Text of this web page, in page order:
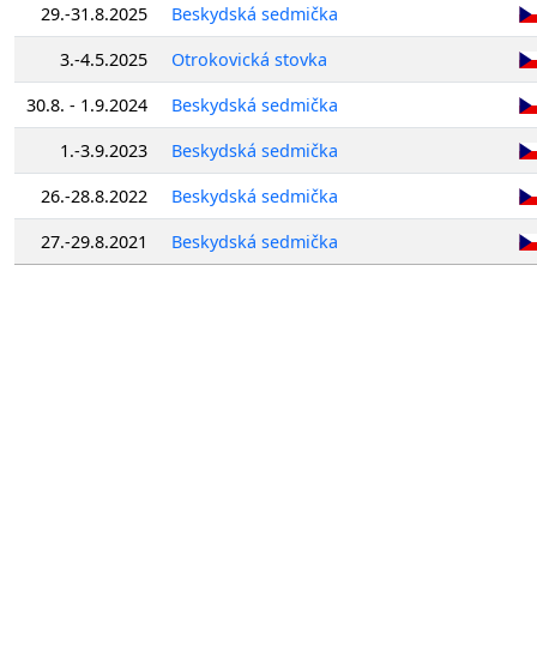
29.-31.8.2025
Beskydská sedmička
3.-4.5.2025
Otrokovická stovka
30.8. - 1.9.2024
Beskydská sedmička
1.-3.9.2023
Beskydská sedmička
26.-28.8.2022
Beskydská sedmička
27.-29.8.2021
Beskydská sedmička